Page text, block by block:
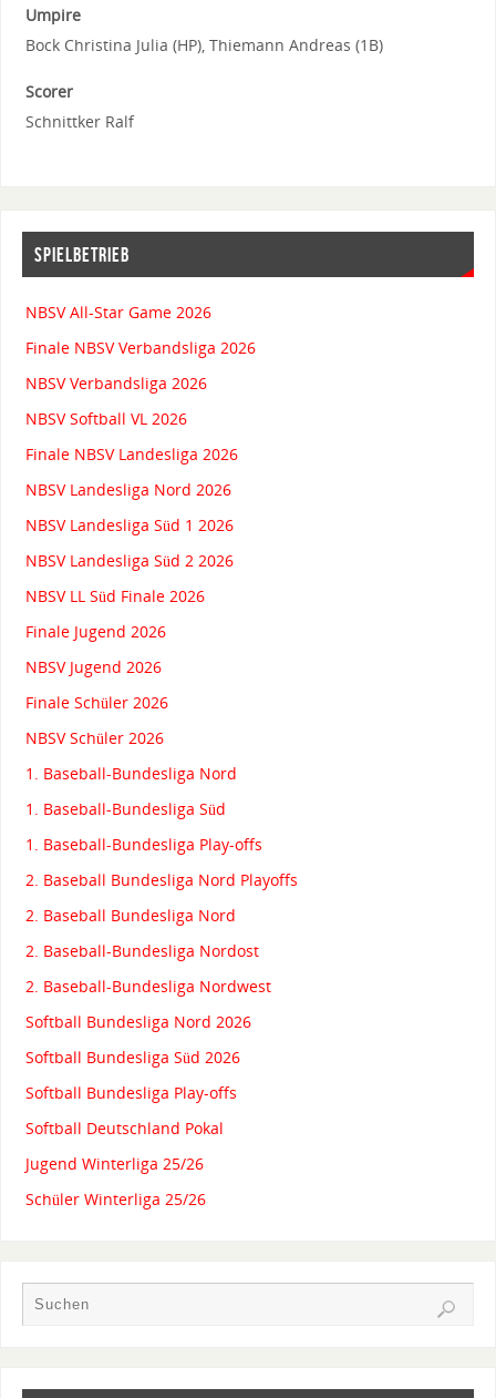
Umpire
Bock Christina Julia (HP), Thiemann Andreas (1B)
Scorer
Schnittker Ralf
SPIELBETRIEB
NBSV All-Star Game 2026
Finale NBSV Verbandsliga 2026
NBSV Verbandsliga 2026
NBSV Softball VL 2026
Finale NBSV Landesliga 2026
NBSV Landesliga Nord 2026
NBSV Landesliga Süd 1 2026
NBSV Landesliga Süd 2 2026
NBSV LL Süd Finale 2026
Finale Jugend 2026
NBSV Jugend 2026
Finale Schüler 2026
NBSV Schüler 2026
1. Baseball-Bundesliga Nord
1. Baseball-Bundesliga Süd
1. Baseball-Bundesliga Play-offs
2. Baseball Bundesliga Nord Playoffs
2. Baseball Bundesliga Nord
2. Baseball-Bundesliga Nordost
2. Baseball-Bundesliga Nordwest
Softball Bundesliga Nord 2026
Softball Bundesliga Süd 2026
Softball Bundesliga Play-offs
Softball Deutschland Pokal
Jugend Winterliga 25/26
Schüler Winterliga 25/26